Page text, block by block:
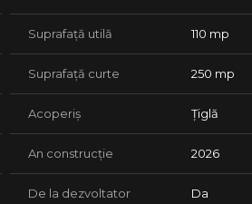
Suprafață utilă 110 mp
Suprafață curte 250 mp
Acoperiș Țiglă
An construcție 2026
De la dezvoltator Da